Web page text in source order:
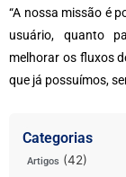
“A nossa missão é
usuário, quanto
melhorar os fluxos
que já possuímos,
Categorias
Artigos (42)